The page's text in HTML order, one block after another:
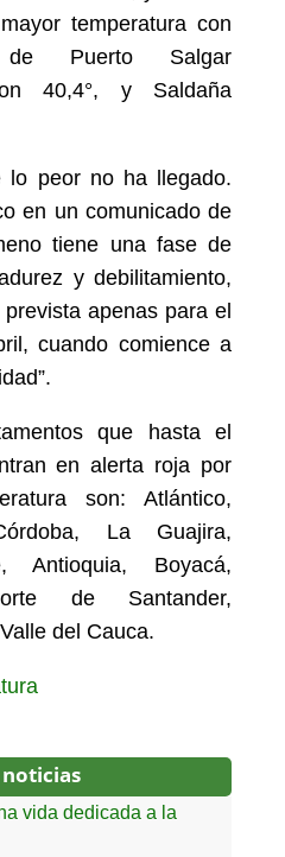
temperatura con
de Puerto Salgar
40,4°, y Saldaña
lo peor no ha llegado.
en un comunicado de
tiene una fase de
y debilitamiento,
apenas para el
cuando comience a
que hasta el
en alerta roja por
son: Atlántico,
La Guajira,
Antioquia, Boyacá,
de Santander,
del Cauca.
noticias